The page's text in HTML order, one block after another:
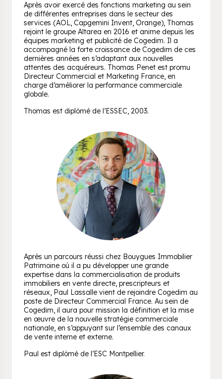
Après avoir exercé des fonctions marketing au sein
de différentes entreprises dans le secteur des
services (AOL, Capgemini Invent, Orange), Thomas
rejoint le groupe Altarea en 2016 et anime depuis les
équipes marketing et publicité de Cogedim. Il a
accompagné la forte croissance de Cogedim de ces
dernières années en s’adaptant aux nouvelles
attentes des acquéreurs. Thomas Penet est promu
Directeur Commercial et Marketing France, en
charge d’améliorer la performance commerciale
globale.
Thomas est diplômé de l’ESSEC, 2003.
Après un parcours réussi chez Bouygues Immobilier
Patrimoine où il a pu développer une grande
expertise dans la commercialisation de produits
immobiliers en vente directe, prescripteurs et
réseaux, Paul Lassalle vient de rejoindre Cogedim au
poste de Directeur Commercial France. Au sein de
Cogedim, il aura pour mission la définition et la mise
en œuvre de la nouvelle stratégie commerciale
nationale, en s’appuyant sur l’ensemble des canaux
de vente interne et externe.
Paul est diplômé de l’ESC Montpellier.